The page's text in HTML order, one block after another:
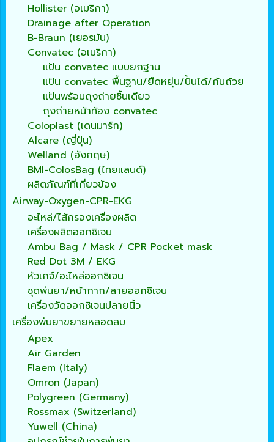
Hollister (อเมริกา)
Drainage after Operation
B-Braun (เยอรมัน)
Convatec (อเมริกา)
แป้น convatec แบบยกฐาน
แป้น convatec พื้นฐาน/ยืดหยุ่น/ปั้นได้/ก้นถ้วย
แป้นพร้อมถุงถ่ายชิ้นเดียว
ถุงถ่ายหน้าท้อง convatec
Coloplast (เดนมาร์ก)
Alcare (ญี่ปุ่น)
Welland (อังกฤษ)
BMI-ColosBag (ไทยแลนด์)
ผลิตภัณฑ์ที่เกี่ยวข้อง
Airway-Oxygen-CPR-EKG
อะไหล่/ไส้กรองเครื่องผลิต
เครื่องผลิตออกซิเจน
Ambu Bag / Mask / CPR Pocket mask
Red Dot 3M / EKG
หัวเกจ์/อะไหล่ออกซิเจน
ชุดพ่นยา/หน้ากาก/สายออกซิเจน
เครื่องวัดออกซิเจนปลายนิ้ว
เครื่องพ่นยาขยายหลอดลม
Apex
Air Garden
Flaem (Italy)
Omron (Japan)
Polygreen (Germany)
Rossmax (Switzerland)
Yuwell (China)